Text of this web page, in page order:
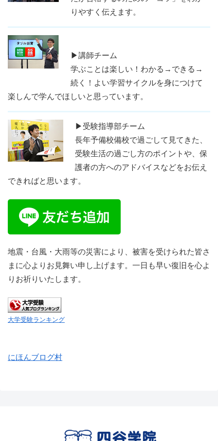
りやすく伝えます。
▶講師チーム
学ぶことは楽しい！わかる→できる→
続く！よい学習サイクルを身につけて
楽しんで学んでほしいと思っています。
▶受験指導部チーム
長年予備校備校で過ごして見てきた、
受験生活の過ごし方のポイントや、保
護者の方へのアドバイスなどをお伝え
できればと思います。
地震・台風・大雨等の災害により、被害を受けられた皆さ
まに心よりお見舞い申し上げます。一日も早い復旧を心よ
りお祈りいたします。
大学受験ランキング
にほんブログ村